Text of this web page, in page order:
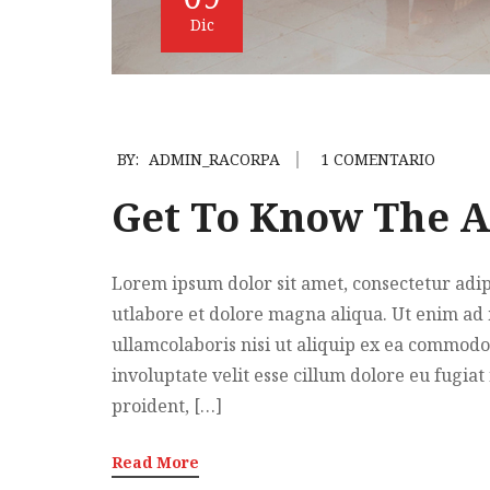
Dic
BY: ADMIN_RACORPA 1 COMENTARIO
Get To Know The
Lorem ipsum dolor sit amet, consectetur
utlabore et dolore magna aliqua. Ut enim
ullamcolaboris nisi ut aliquip ex ea
involuptate velit esse cillum dolore eu
proident, […]
Read More